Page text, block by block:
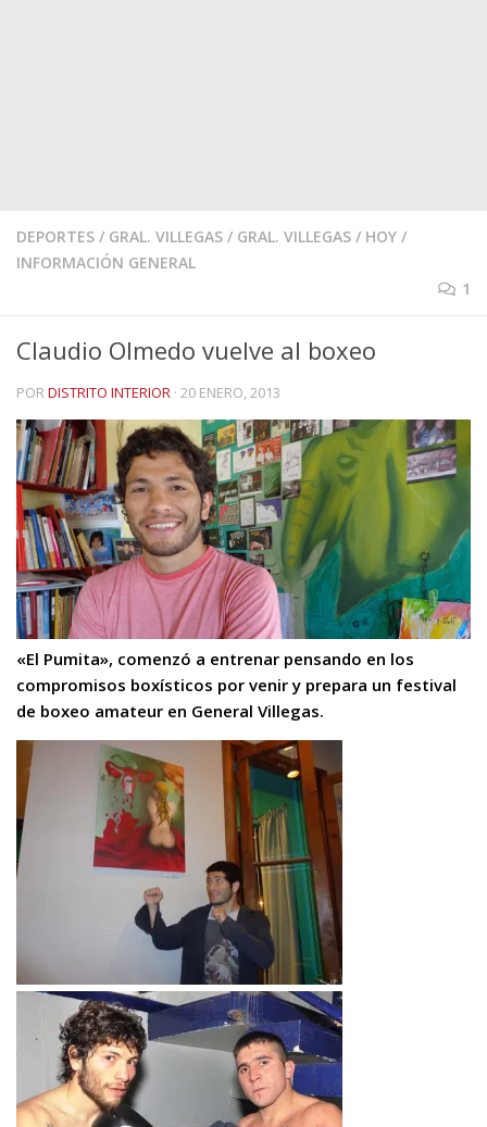
DEPORTES / GRAL. VILLEGAS / GRAL. VILLEGAS / HOY /
INFORMACIÓN GENERAL
1
Claudio Olmedo vuelve al boxeo
PORDISTRITO INTERIOR · 20 ENERO, 2013
«El Pumita», comenzó a entrenar pensando en los
compromisos boxísticos por venir y prepara un festival
de boxeo amateur en General Villegas.